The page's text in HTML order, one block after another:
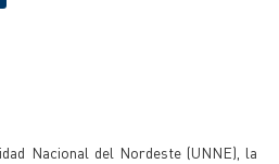
Nacional del Nordeste (UNNE), la